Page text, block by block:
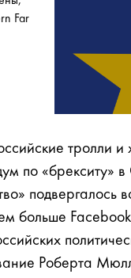
Far
тролли
по «брекситу»
подвергалось
Facebook
Роберта